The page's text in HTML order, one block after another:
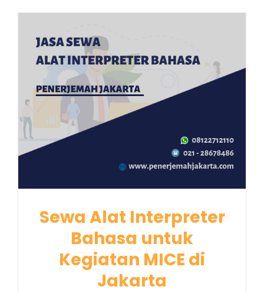
Sewa Alat Interpreter
Bahasa untuk
Kegiatan MICE di
Jakarta